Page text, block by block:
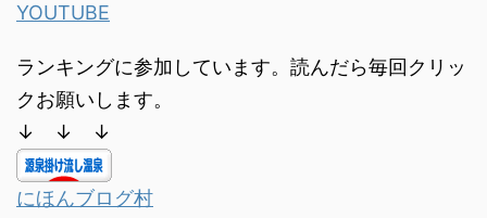
YOUTUBE
ランキングに参加しています。読んだら毎回クリッ
クお願いします。
↓ ↓ ↓
にほんブログ村